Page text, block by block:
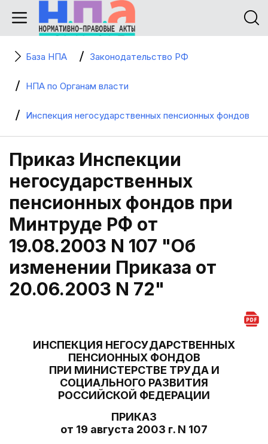
База НПА Законодательство РФ
НПА по Органам власти
Инспекция негосударственных пенсионных фондов
Приказ Инспекции
негосударственных
пенсионных фондов при
Минтруде РФ от
19.08.2003 N 107 "Об
изменении Приказа от
20.06.2003 N 72"
ИНСПЕКЦИЯ НЕГОСУДАРСТВЕННЫХ
ПЕНСИОННЫХ ФОНДОВ
ПРИ МИНИСТЕРСТВЕ ТРУДА И
СОЦИАЛЬНОГО РАЗВИТИЯ
РОССИЙСКОЙ ФЕДЕРАЦИИ
ПРИКАЗ
от 19 августа 2003 г. N 107